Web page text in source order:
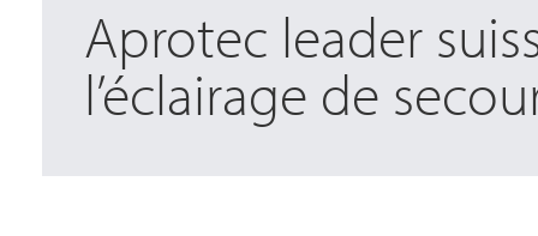
Aprotec leader
l’éclairage de